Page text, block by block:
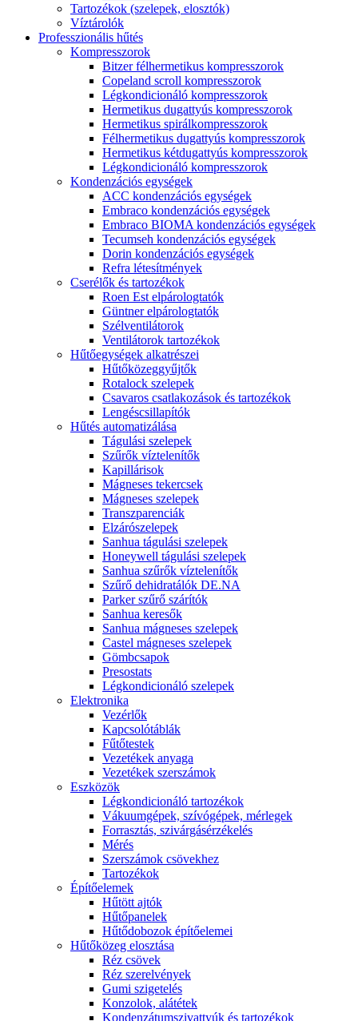
Tartozékok (szelepek, elosztók)
Víztárolók
Professzionális hűtés
Kompresszorok
Bitzer félhermetikus kompresszorok
Copeland scroll kompresszorok
Légkondicionáló kompresszorok
Hermetikus dugattyús kompresszorok
Hermetikus spirálkompresszorok
Félhermetikus dugattyús kompresszorok
Hermetikus kétdugattyús kompresszorok
Légkondicionáló kompresszorok
Kondenzációs egységek
ACC kondenzációs egységek
Embraco kondenzációs egységek
Embraco BIOMA kondenzációs egységek
Tecumseh kondenzációs egységek
Dorin kondenzációs egységek
Refra létesítmények
Cserélők és tartozékok
Roen Est elpárologtatók
Güntner elpárologtatók
Szélventilátorok
Ventilátorok tartozékok
Hűtőegységek alkatrészei
Hűtőközeggyűjtők
Rotalock szelepek
Csavaros csatlakozások és tartozékok
Lengéscsillapítók
Hűtés automatizálása
Tágulási szelepek
Szűrők víztelenítők
Kapillárisok
Mágneses tekercsek
Mágneses szelepek
Transzparenciák
Elzárószelepek
Sanhua tágulási szelepek
Honeywell tágulási szelepek
Sanhua szűrők víztelenítők
Szűrő dehidratálók DE.NA
Parker szűrő szárítók
Sanhua keresők
Sanhua mágneses szelepek
Castel mágneses szelepek
Gömbcsapok
Presostats
Légkondicionáló szelepek
Elektronika
Vezérlők
Kapcsolótáblák
Fűtőtestek
Vezetékek anyaga
Vezetékek szerszámok
Eszközök
Légkondicionáló tartozékok
Vákuumgépek, szívógépek, mérlegek
Forrasztás, szivárgásérzékelés
Mérés
Szerszámok csövekhez
Tartozékok
Építőelemek
Hűtött ajtók
Hűtőpanelek
Hűtődobozok építőelemei
Hűtőközeg elosztása
Réz csövek
Réz szerelvények
Gumi szigetelés
Konzolok, alátétek
Kondenzátumszivattyúk és tartozékok